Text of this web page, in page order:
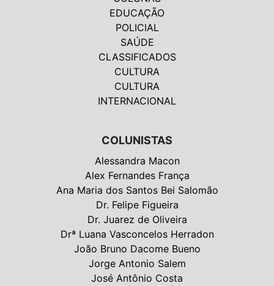
EDUCAÇÃO
POLICIAL
SAÚDE
CLASSIFICADOS
CULTURA
CULTURA
INTERNACIONAL
COLUNISTAS
Alessandra Macon
Alex Fernandes França
Ana Maria dos Santos Bei Salomão
Dr. Felipe Figueira
Dr. Juarez de Oliveira
Drª Luana Vasconcelos Herradon
João Bruno Dacome Bueno
Jorge Antonio Salem
José Antônio Costa